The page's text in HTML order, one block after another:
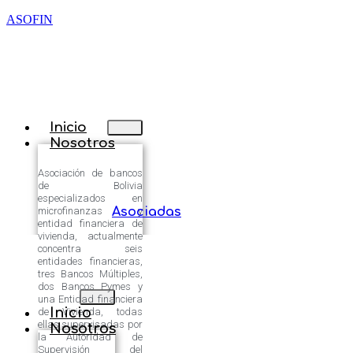
ASOFIN
Inicio
Nosotros
Asociación de bancos
de Bolivia
especializados en
microfinanzas y
entidad financiera de
vivienda, actualmente
concentra seis
entidades financieras,
tres Bancos Múltiples,
dos Bancos Pymes y
una Entidad financiera
de Vivienda, todas
ellas supervisadas por
la Autoridad de
Supervisión del
Asociadas
Inicio
Nosotros